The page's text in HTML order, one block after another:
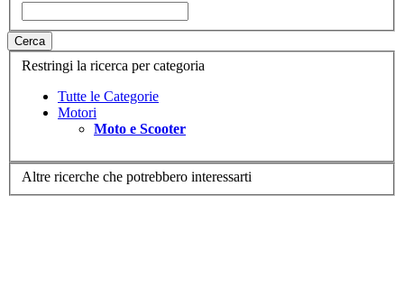
Cerca
Restringi la ricerca per categoria
Tutte le Categorie
Motori
Moto e Scooter
Altre ricerche che potrebbero interessarti